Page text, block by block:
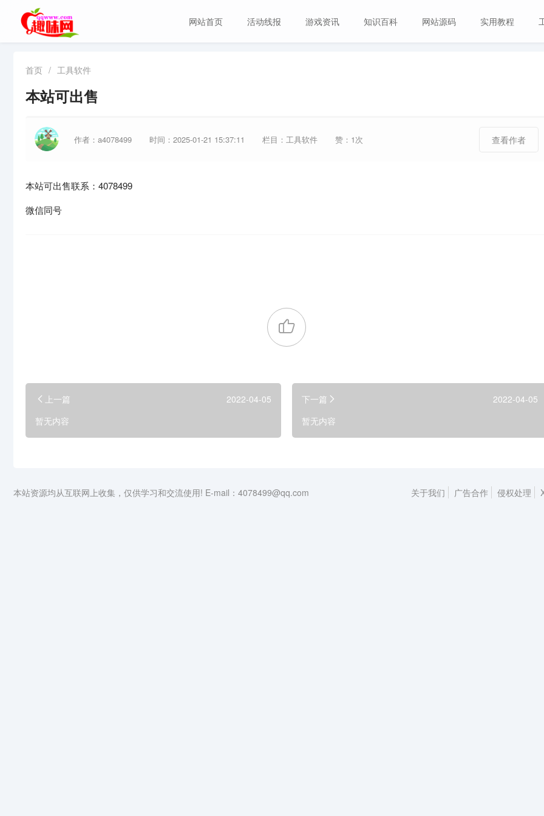
网站首页 活动线报 游戏资讯 知识百科 网站源码 实用教程
首页 / 工具软件
本站可出售
作者：a4078499 时间：2025-01-21 15:37:11 栏目：工具软件 赞：1次 查看作者
本站可出售联系：4078499
微信同号
上一篇
2022-04-05
暂无内容
下一篇
2022-04-05
暂无内容
本站资源均从互联网上收集，仅供学习和交流使用! E-mail：4078499@qq.com 关于我们 广告合作 侵权处理